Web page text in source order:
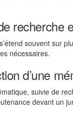
recherche
souvent sur
nécessaires.
d’une
suivie de
devant un